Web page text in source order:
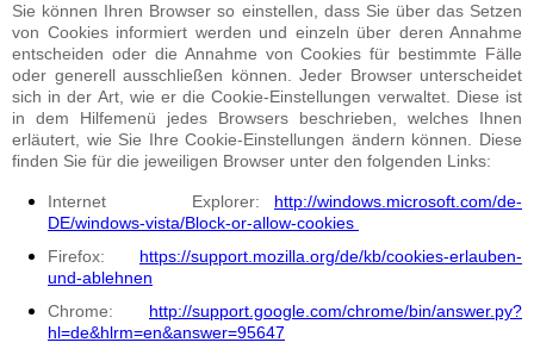
Sie können Ihren Browser so einstellen, dass Sie über das Setzen
von Cookies informiert werden und einzeln über deren Annahme
entscheiden oder die Annahme von Cookies für bestimmte Fälle
oder generell ausschließen können. Jeder Browser unterscheidet
sich in der Art, wie er die Cookie-Einstellungen verwaltet. Diese ist
in dem Hilfemenü jedes Browsers beschrieben, welches Ihnen
erläutert, wie Sie Ihre Cookie-Einstellungen ändern können. Diese
finden Sie für die jeweiligen Browser unter den folgenden Links:
Internet Explorer: http://windows.microsoft.com/de-
DE/windows-vista/Block-or-allow-cookies
Firefox: https://support.mozilla.org/de/kb/cookies-erlauben-
und-ablehnen
Chrome: http://support.google.com/chrome/bin/answer.py?
hl=de&hlrm=en&answer=95647